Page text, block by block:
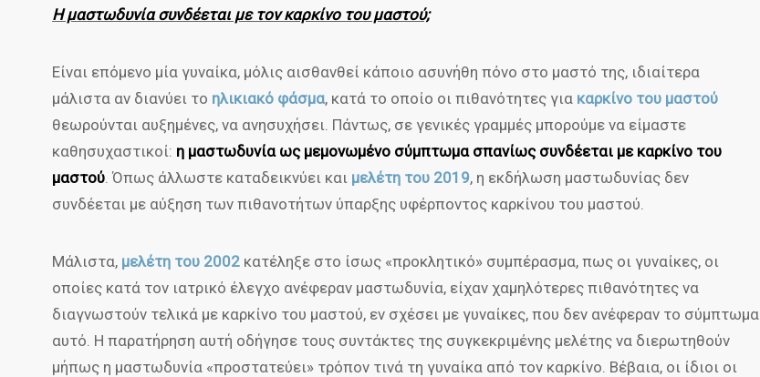
Η μαστωδυνία συνδέεται με τον καρκίνο του μαστού;
Είναι επόμενο μία γυναίκα, μόλις αισθανθεί κάποιο ασυνήθη πόνο στο μαστό της, ιδιαίτερα
μάλιστα αν διανύει το ηλικιακό φάσμα, κατά το οποίο οι πιθανότητες για καρκίνο του μαστού
θεωρούνται αυξημένες, να ανησυχήσει. Πάντως, σε γενικές γραμμές μπορούμε να είμαστε
καθησυχαστικοί: η μαστωδυνία ως μεμονωμένο σύμπτωμα σπανίως συνδέεται με καρκίνο του
μαστού. Όπως άλλωστε καταδεικνύει και μελέτη του 2019, η εκδήλωση μαστωδυνίας δεν
συνδέεται με αύξηση των πιθανοτήτων ύπαρξης υφέρποντος καρκίνου του μαστού.
Μάλιστα, μελέτη του 2002 κατέληξε στο ίσως «προκλητικό» συμπέρασμα, πως οι γυναίκες, οι
οποίες κατά τον ιατρικό έλεγχο ανέφεραν μαστωδυνία, είχαν χαμηλότερες πιθανότητες να
διαγνωστούν τελικά με καρκίνο του μαστού, εν σχέσει με γυναίκες, που δεν ανέφεραν το σύμπτωμα
αυτό. Η παρατήρηση αυτή οδήγησε τους συντάκτες της συγκεκριμένης μελέτης να διερωτηθούν
μήπως η μαστωδυνία «προστατεύει» τρόπον τινά τη γυναίκα από τον καρκίνο. Βέβαια, οι ίδιοι οι